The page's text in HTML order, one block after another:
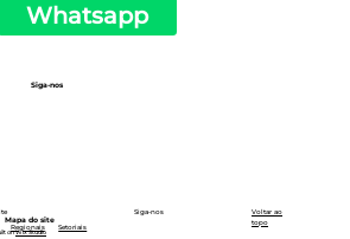
onWix Studio
Regionais
Setoriais
Siga-nos
Voltar ao
topo
Mapa do site
Whatsapp
Siga-nos